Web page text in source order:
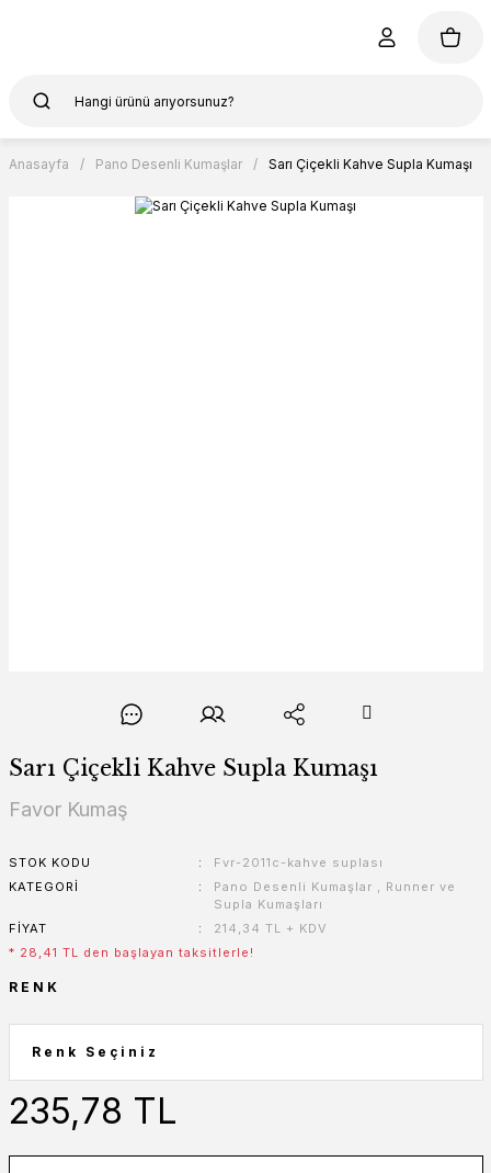
Anasayfa Pano Desenli Kumaşlar Sarı Çiçekli Kahve Supla Kumaşı
Sarı Çiçekli Kahve Supla Kumaşı
Favor Kumaş
STOK KODU
Fvr-2011c-kahve suplası
KATEGORI
Pano Desenli Kumaşlar , Runner ve
Supla Kumaşları
FIYAT
214,34 TL + KDV
* 28,41 TL den başlayan taksitlerle!
RENK
235,78 TL